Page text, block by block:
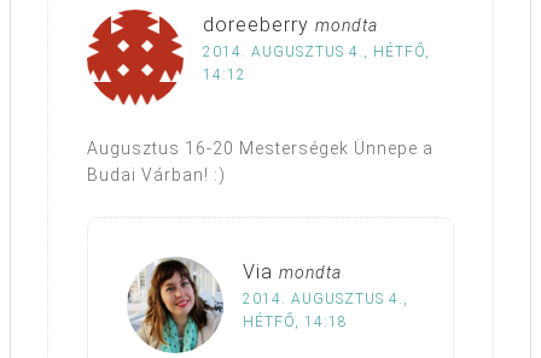
doreeberry mondta
2014. AUGUSZTUS 4., HÉTFŐ,
14:12
Augusztus 16-20 Mesterségek Ünnepe a
Budai Várban! :)
Via mondta
2014. AUGUSZTUS 4.,
HÉTFŐ, 14:18